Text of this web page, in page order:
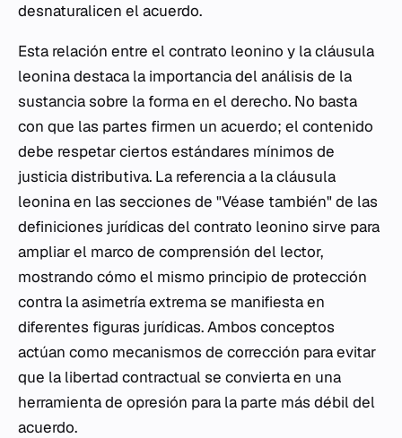
desnaturalicen el acuerdo.
Esta relación entre el contrato leonino y la cláusula
leonina destaca la importancia del análisis de la
sustancia sobre la forma en el derecho. No basta
con que las partes firmen un acuerdo; el contenido
debe respetar ciertos estándares mínimos de
justicia distributiva. La referencia a la cláusula
leonina en las secciones de "Véase también" de las
definiciones jurídicas del contrato leonino sirve para
ampliar el marco de comprensión del lector,
mostrando cómo el mismo principio de protección
contra la asimetría extrema se manifiesta en
diferentes figuras jurídicas. Ambos conceptos
actúan como mecanismos de corrección para evitar
que la libertad contractual se convierta en una
herramienta de opresión para la parte más débil del
acuerdo.